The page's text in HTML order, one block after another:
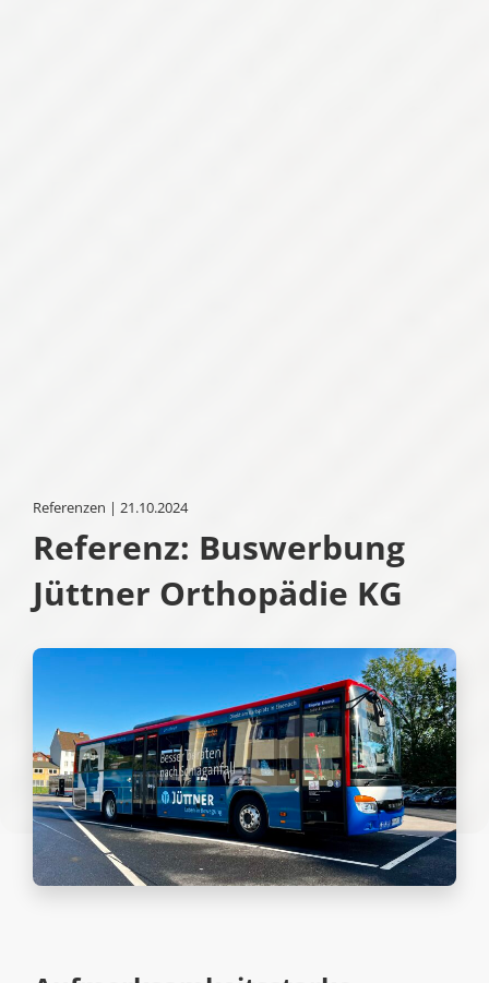
Referenzen | 21.10.2024
Referenz: Buswerbung
Jüttner Orthopädie KG